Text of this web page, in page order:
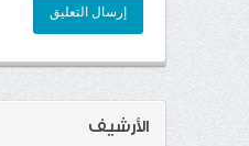
إرسال التعليق
الأرشيف